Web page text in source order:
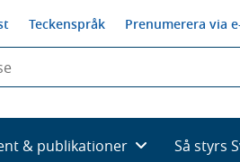
Teckenspråk Prenumerera via
& publikationer Så styrs